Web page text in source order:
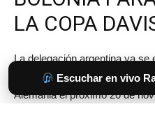
Escuchar en vivo